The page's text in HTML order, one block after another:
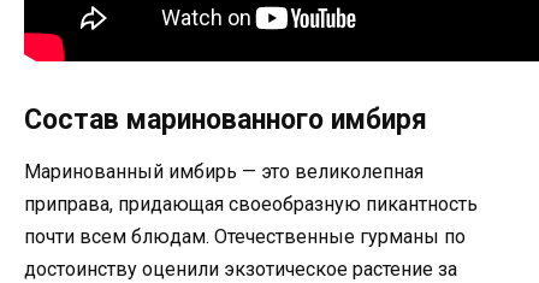
Состав маринованного имбиря
Маринованный имбирь — это великолепная
приправа, придающая своеобразную пикантность
почти всем блюдам. Отечественные гурманы по
достоинству оценили экзотическое растение за